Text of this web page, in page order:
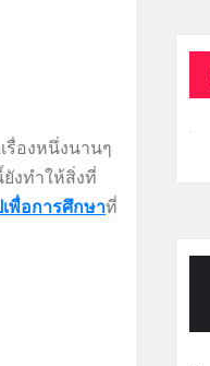
รื่องหนึ่งนานๆ
งทำให้สิ่งที่
พื่อการศึกษาที่